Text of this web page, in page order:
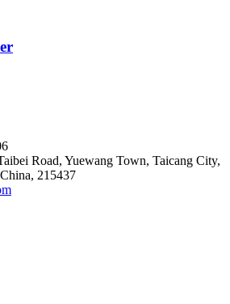
Road, Yuewang Town, Taicang City,
215437